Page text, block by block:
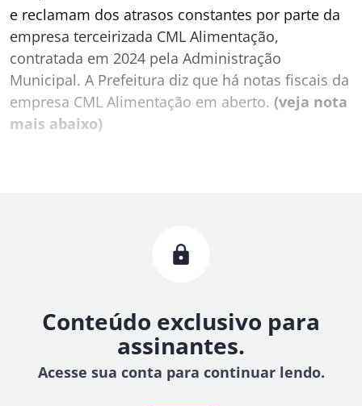
e reclamam dos atrasos constantes por parte da
empresa terceirizada CML Alimentação,
contratada em 2024 pela Administração
Municipal. A Prefeitura diz que há notas fiscais da
empresa CML Alimentação em aberto. (veja nota
mais abaixo)
Conteúdo exclusivo para
assinantes.
Acesse sua conta para continuar lendo.